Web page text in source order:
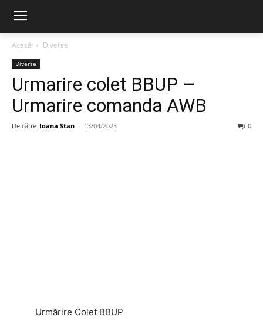
Acasă Diverse
Diverse
Urmarire colet BBUP –
Urmarire comanda AWB
De către Ioana Stan - 13/04/2023 0
Urmărire Colet BBUP